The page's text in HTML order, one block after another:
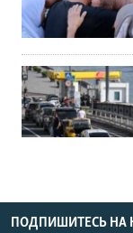
ПОДПИШИТЕСЬ НА